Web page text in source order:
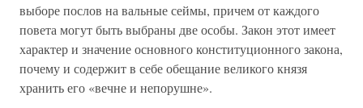
выборе послов на вальные сеймы, причем от каждого
повета могут быть выбраны две особы. Закон этот имеет
характер и значение основного конституционного закона,
почему и содержит в себе обещание великого князя
хранить его «вечне и непорушне».